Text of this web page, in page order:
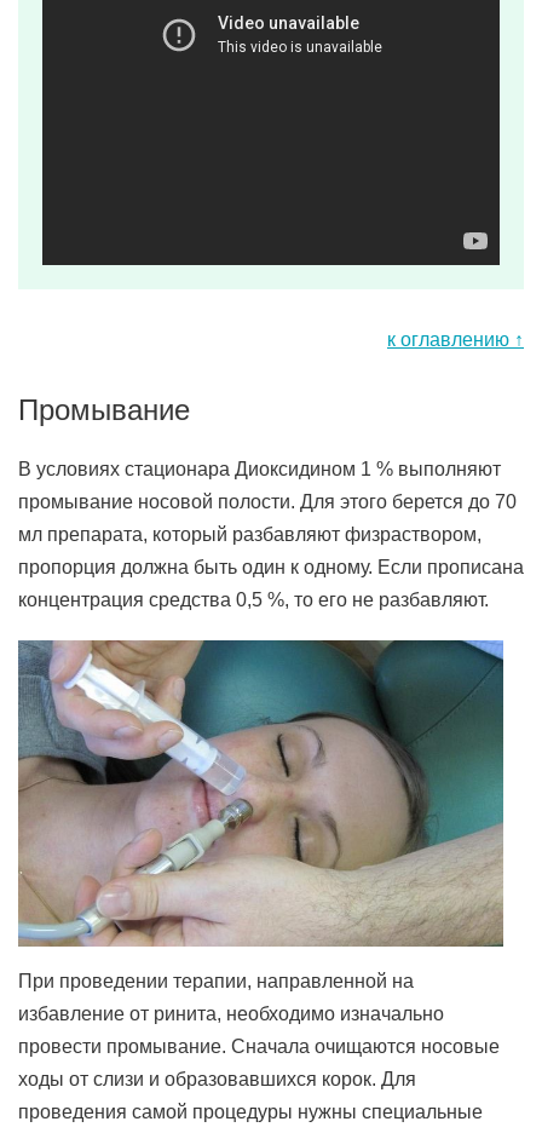
к оглавлению ↑
Промывание
В условиях стационара Диоксидином 1 % выполняют
промывание носовой полости. Для этого берется до 70
мл препарата, который разбавляют физраствором,
пропорция должна быть один к одному. Если прописана
концентрация средства 0,5 %, то его не разбавляют.
При проведении терапии, направленной на
избавление от ринита, необходимо изначально
провести промывание. Сначала очищаются носовые
ходы от слизи и образовавшихся корок. Для
проведения самой процедуры нужны специальные